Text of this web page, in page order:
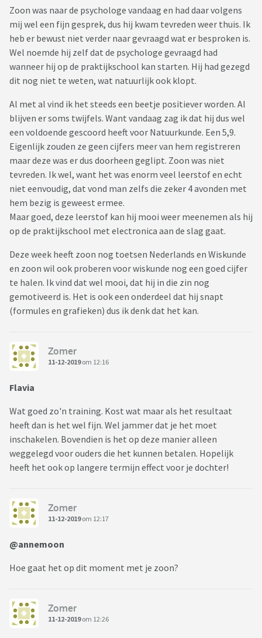
Zoon was naar de psychologe vandaag en had daar volgens
mij wel een fijn gesprek, dus hij kwam tevreden weer thuis. Ik
heb er bewust niet verder naar gevraagd wat er besproken is.
Wel noemde hij zelf dat de psychologe gevraagd had
wanneer hij op de praktijkschool kan starten. Hij had gezegd
dit nog niet te weten, wat natuurlijk ook klopt.
Al met al vind ik het steeds een beetje positiever worden. Al
blijven er soms twijfels. Want vandaag zag ik dat hij dus wel
een voldoende gescoord heeft voor Natuurkunde. Een 5,9.
Eigenlijk zouden ze geen cijfers meer van hem registreren
maar deze was er dus doorheen geglipt. Zoon was niet
tevreden. Ik wel, want het was enorm veel leerstof en echt
niet eenvoudig, dat vond man zelfs die zeker 4 avonden met
hem bezig is geweest ermee.
Maar goed, deze leerstof kan hij mooi weer meenemen als hij
op de praktijkschool met electronica aan de slag gaat.
Deze week heeft zoon nog toetsen Nederlands en Wiskunde
en zoon wil ook proberen voor wiskunde nog een goed cijfer
te halen. Ik vind dat wel mooi, dat hij in die zin nog
gemotiveerd is. Het is ook een onderdeel dat hij snapt
(formules en grafieken) dus ik denk dat het kan.
Zomer
11-12-2019om 12:16
Flavia
Wat goed zo'n training. Kost wat maar als het resultaat
heeft dan is het wel fijn. Wel jammer dat je het moet
inschakelen. Bovendien is het op deze manier alleen
weggelegd voor ouders die het kunnen betalen. Hopelijk
heeft het ook op langere termijn effect voor je dochter!
Zomer
11-12-2019om 12:17
@annemoon
Hoe gaat het op dit moment met je zoon?
Zomer
11-12-2019om 12:26